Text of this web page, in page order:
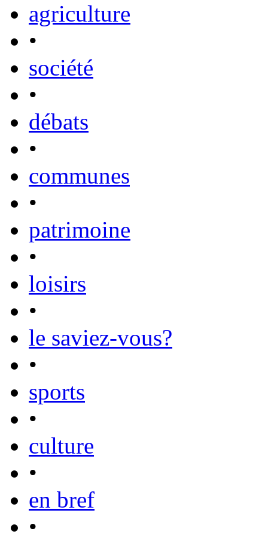
agriculture
•
société
•
débats
•
communes
•
patrimoine
•
loisirs
•
le saviez-vous?
•
sports
•
culture
•
en bref
•